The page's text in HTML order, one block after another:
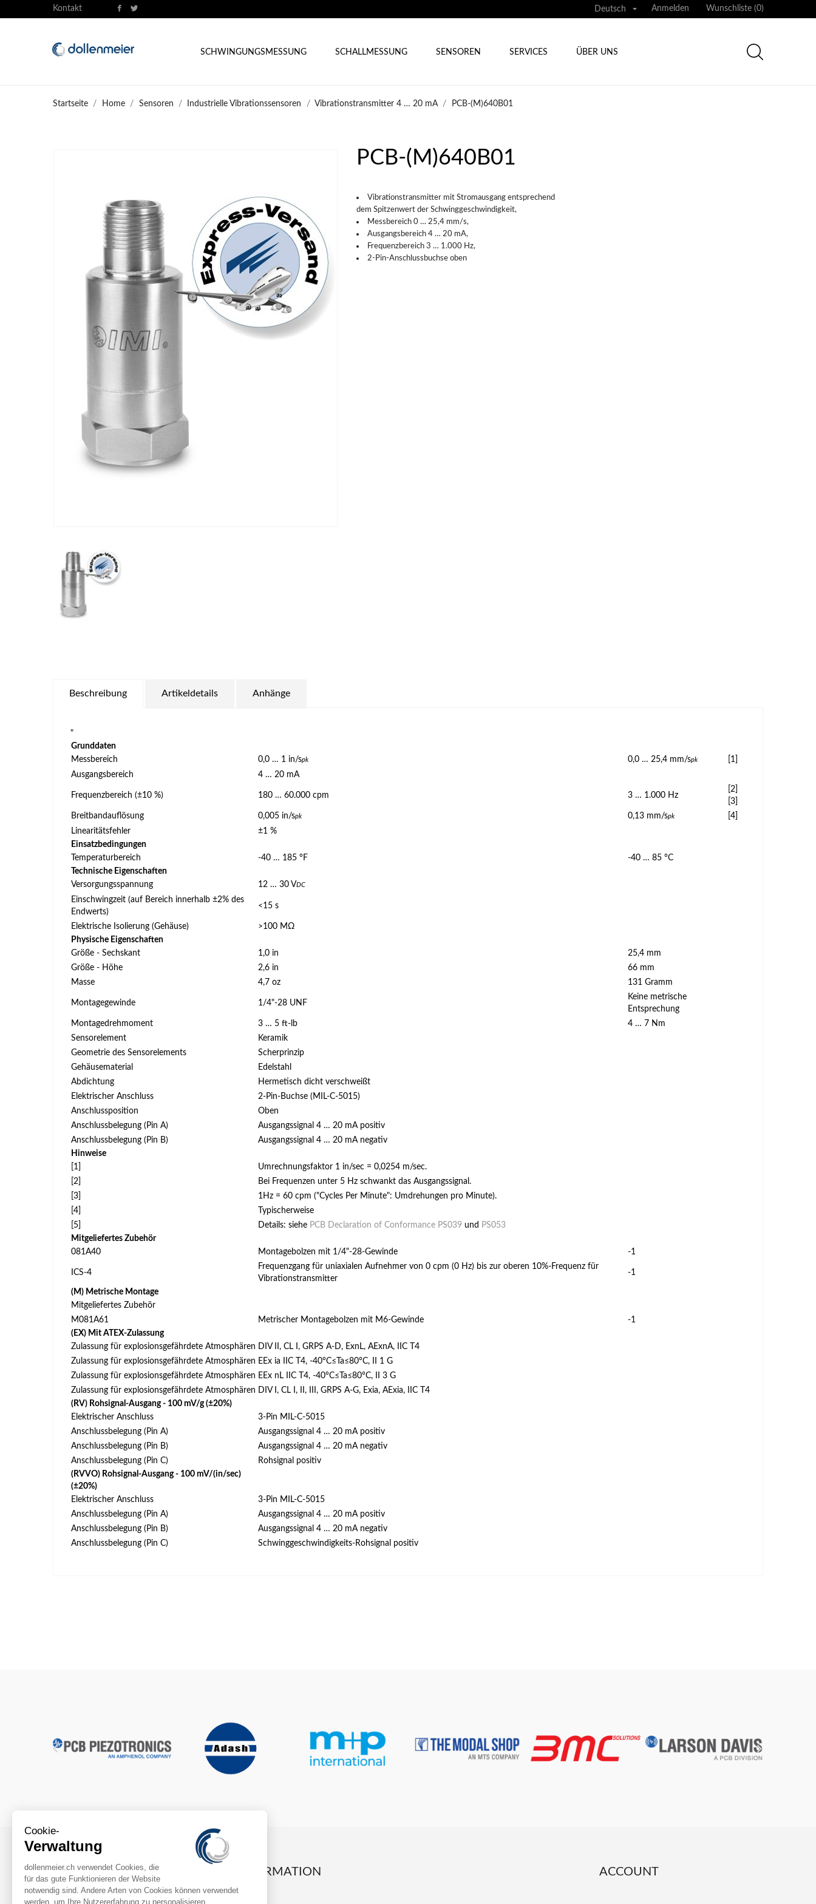
Kontakt Deutsch  Anmelden Wunschliste (0)
SCHWINGUNGSMESSUNG SCHALLMESSUNG SENSOREN SERVICES ÜBER UNS
Startseite Home Sensoren Industrielle Vibrationssensoren Vibrationstransmitter 4 … 20 mA PCB-(M)640B01
PCB-(M)640B01
Vibrationstransmitter mit Stromausgang entsprechend
dem Spitzenwert der Schwinggeschwindigkeit,
Messbereich 0 … 25,4 mm/s,
Ausgangsbereich 4 … 20 mA,
Frequenzbereich 3 … 1.000 Hz,
2-Pin-Anschlussbuchse oben
Beschreibung Artikeldetails Anhänge
"
Grunddaten
Messbereich
0,0 … 1 in/spk 0,0 … 25,4 mm/spk
[1]
Ausgangsbereich
4 … 20 mA
Frequenzbereich (±10 %) 180 … 60.000 cpm 3 … 1.000 Hz
[2]
[3]
Breitbandauflösung
0,005 in/spk 0,13 mm/spk
[4]
Linearitätsfehler
±1 %
Einsatzbedingungen
Temperaturbereich
-40 … 185 °F
-40 … 85 °C
Technische Eigenschaften
Versorgungsspannung
12 … 30 VDC
Einschwingzeit (auf Bereich innerhalb ±2% des
Endwerts)
<15 s
Elektrische Isolierung (Gehäuse)
>100 MΩ
Physische Eigenschaften
Größe - Sechskant
1,0 in
25,4 mm
Größe - Höhe
2,6 in
66 mm
Masse
4,7 oz 131 Gramm
Montagegewinde 1/4"-28 UNF
Keine metrische
Entsprechung
Montagedrehmoment
3 … 5 ft-lb
4 … 7 Nm
Sensorelement
Keramik
Geometrie des Sensorelements
Scherprinzip
Gehäusematerial
Edelstahl
Abdichtung
Hermetisch dicht verschweißt
Elektrischer Anschluss
2-Pin-Buchse (MIL-C-5015)
Anschlussposition
Oben
Anschlussbelegung (Pin A)
Ausgangssignal 4 … 20 mA positiv
Anschlussbelegung (Pin B)
Ausgangssignal 4 … 20 mA negativ
Hinweise
[1]
Umrechnungsfaktor 1 in/sec = 0,0254 m/sec.
[2]
Bei Frequenzen unter 5 Hz schwankt das Ausgangssignal.
[3]
1Hz = 60 cpm ("Cycles Per Minute": Umdrehungen pro Minute).
[4]
Typischerweise
[5]
Details: siehe PCB Declaration of Conformance PS039 und PS053
Mitgeliefertes Zubehör
081A40
Montagebolzen mit 1/4"-28-Gewinde -1
ICS-4
Frequenzgang für uniaxialen Aufnehmer von 0 cpm (0 Hz) bis zur oberen 10%-Frequenz für
Vibrationstransmitter
-1
(M) Metrische Montage
Mitgeliefertes Zubehör
M081A61
Metrischer Montagebolzen mit M6-Gewinde
-1
(EX) Mit ATEX-Zulassung
Zulassung für explosionsgefährdete Atmosphären DIV II, CL I, GRPS A-D, ExnL, AExnA, IIC T4
Zulassung für explosionsgefährdete Atmosphären EEx ia IIC T4, -40°C≤Ta≤80°C, II 1 G
Zulassung für explosionsgefährdete Atmosphären EEx nL IIC T4, -40°C≤Ta≤80°C, II 3 G
Zulassung für explosionsgefährdete Atmosphären DIV I, CL I, II, III, GRPS A-G, Exia, AExia, IIC T4
(RV) Rohsignal-Ausgang - 100 mV/g (±20%)
Elektrischer Anschluss
3-Pin MIL-C-5015
Anschlussbelegung (Pin A)
Ausgangssignal 4 … 20 mA positiv
Anschlussbelegung (Pin B)
Ausgangssignal 4 … 20 mA negativ
Anschlussbelegung (Pin C)
Rohsignal positiv
(RVVO) Rohsignal-Ausgang - 100 mV/(in/sec)
(±20%)
Elektrischer Anschluss
3-Pin MIL-C-5015
Anschlussbelegung (Pin A)
Ausgangssignal 4 … 20 mA positiv
Anschlussbelegung (Pin B)
Ausgangssignal 4 … 20 mA negativ
Anschlussbelegung (Pin C)
Schwinggeschwindigkeits-Rohsignal positiv
 
INFORMATION ACCOUNT